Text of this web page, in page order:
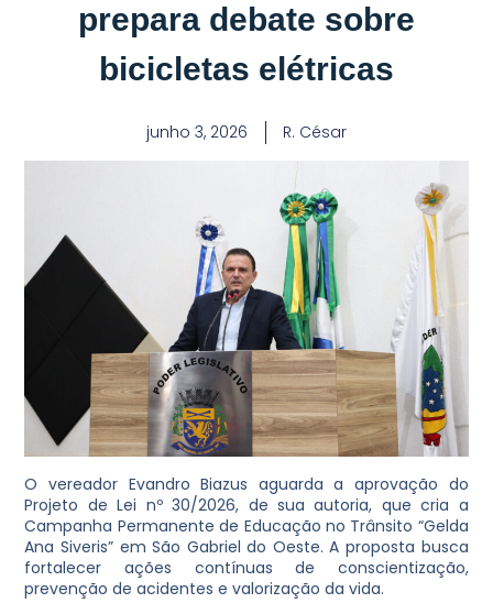
prepara debate sobre
bicicletas elétricas
junho 3, 2026 R. César
O vereador Evandro Biazus aguarda a aprovação do
Projeto de Lei nº 30/2026, de sua autoria, que cria a
Campanha Permanente de Educação no Trânsito “Gelda
Ana Siveris” em São Gabriel do Oeste. A proposta busca
fortalecer ações contínuas de conscientização,
prevenção de acidentes e valorização da vida.